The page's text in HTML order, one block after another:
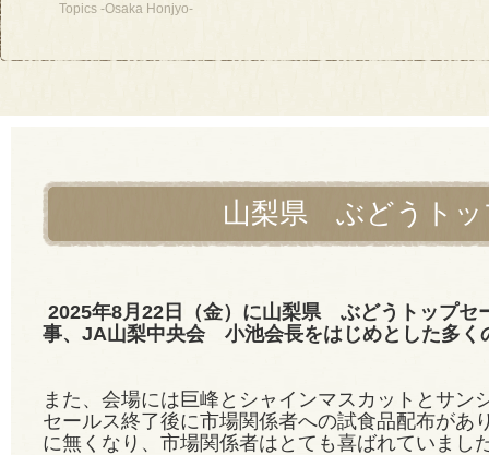
Topics -Osaka Honjyo-
山梨県 ぶどうトッ
2025年8月22日（金）に山梨県 ぶどうトップ
事、JA山梨中央会 小池会長をはじめとした多く
また、会場には巨峰とシャインマスカットとサン
セールス終了後に市場関係者への試食品配布があ
に無くなり、市場関係者はとても喜ばれていまし